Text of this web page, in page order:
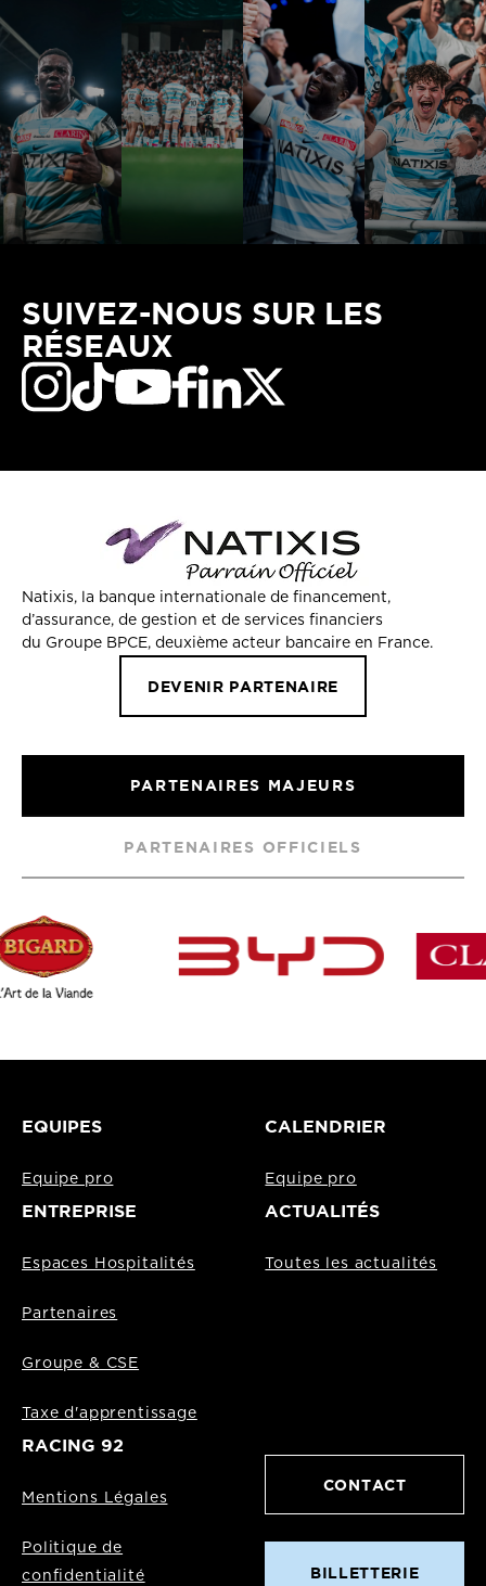
SUIVEZ-NOUS SUR LES
RÉSEAUX
Natixis, la banque internationale de financement,
d’assurance, de gestion et de services financiers
du Groupe BPCE, deuxième acteur bancaire en France.
DEVENIR PARTENAIRE
PARTENAIRES MAJEURS
PARTENAIRES OFFICIELS
EQUIPES
Equipe pro
CALENDRIER
Equipe pro
ENTREPRISE
Espaces Hospitalités
Partenaires
Groupe & CSE
Taxe d'apprentissage
ACTUALITÉS
Toutes les actualités
RACING 92
Mentions Légales
Politique de
confidentialité
CONTACT
BILLETTERIE